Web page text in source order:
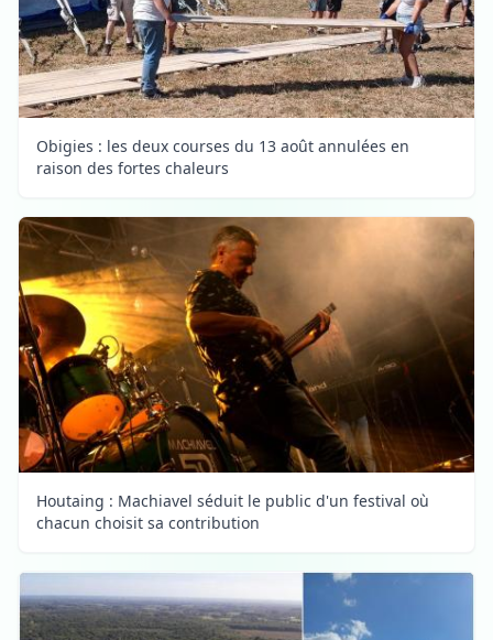
Obigies : les deux courses du 13 août annulées en
raison des fortes chaleurs
Houtaing : Machiavel séduit le public d'un festival où
chacun choisit sa contribution